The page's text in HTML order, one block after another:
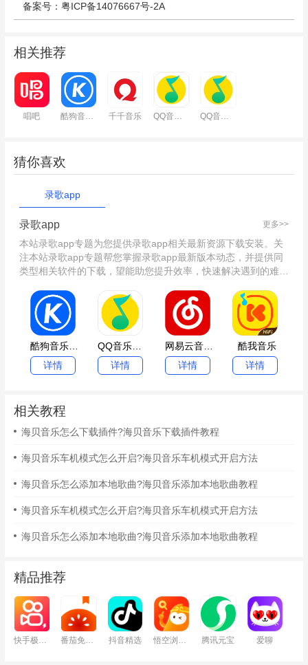
备案号：粤ICP备14076667号-2A
相关推荐
唱吧 酷狗音乐2023 千千音乐
猜你喜欢
录歌app
录歌app 更多>>
本站录歌app专题为您提供录歌app相关最新资源下载安装。关
注本站录歌app专题帮您掌握录歌app最新版本动态，并提供同
类型相关软件的下载，望能助您提升效率，快速解决遇到的难
酷狗音乐2023
详情
QQ音乐安卓版
详情
详情
酷我音乐
详情
相关教程
海贝音乐怎么下载插件?海贝音乐下载插件教程
海贝音乐车机模式怎么开启?海贝音乐车机模式开启方法
海贝音乐怎么添加本地歌曲?海贝音乐添加本地歌曲教程
海贝音乐车机模式怎么开启?海贝音乐车机模式开启方法
海贝音乐怎么添加本地歌曲?海贝音乐添加本地歌曲教程
精品推荐
快手极速版 番茄免费小说 抖音精选 悟空浏览器 腾讯元宝 爱聊